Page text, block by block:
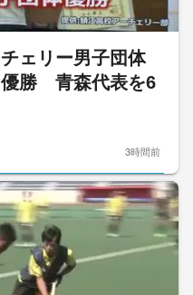
ェリー男子団体
優勝 青森代表を6
3時間前